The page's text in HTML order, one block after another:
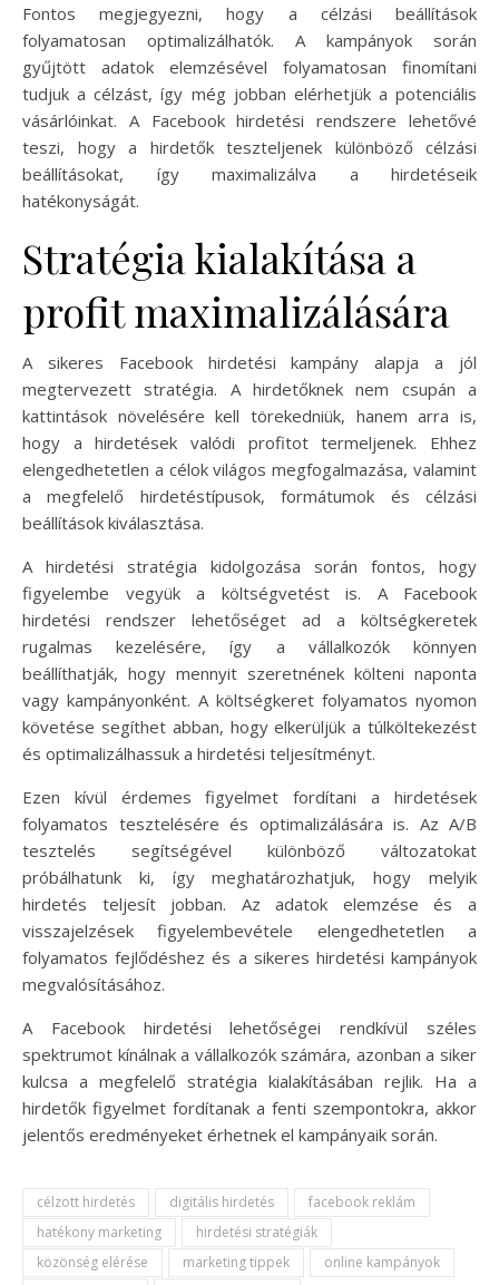
Fontos megjegyezni, hogy a célzási beállítások
folyamatosan optimalizálhatók. A kampányok során
gyűjtött adatok elemzésével folyamatosan finomítani
tudjuk a célzást, így még jobban elérhetjük a potenciális
vásárlóinkat. A Facebook hirdetési rendszere lehetővé
teszi, hogy a hirdetők teszteljenek különböző célzási
beállításokat, így maximalizálva a hirdetéseik
hatékonyságát.
Stratégia kialakítása a
profit maximalizálására
A sikeres Facebook hirdetési kampány alapja a jól
megtervezett stratégia. A hirdetőknek nem csupán a
kattintások növelésére kell törekedniük, hanem arra is,
hogy a hirdetések valódi profitot termeljenek. Ehhez
elengedhetetlen a célok világos megfogalmazása, valamint
a megfelelő hirdetéstípusok, formátumok és célzási
beállítások kiválasztása.
A hirdetési stratégia kidolgozása során fontos, hogy
figyelembe vegyük a költségvetést is. A Facebook
hirdetési rendszer lehetőséget ad a költségkeretek
rugalmas kezelésére, így a vállalkozók könnyen
beállíthatják, hogy mennyit szeretnének költeni naponta
vagy kampányonként. A költségkeret folyamatos nyomon
követése segíthet abban, hogy elkerüljük a túlköltekezést
és optimalizálhassuk a hirdetési teljesítményt.
Ezen kívül érdemes figyelmet fordítani a hirdetések
folyamatos tesztelésére és optimalizálására is. Az A/B
tesztelés segítségével különböző változatokat
próbálhatunk ki, így meghatározhatjuk, hogy melyik
hirdetés teljesít jobban. Az adatok elemzése és a
visszajelzések figyelembevétele elengedhetetlen a
folyamatos fejlődéshez és a sikeres hirdetési kampányok
megvalósításához.
A Facebook hirdetési lehetőségei rendkívül széles
spektrumot kínálnak a vállalkozók számára, azonban a siker
kulcsa a megfelelő stratégia kialakításában rejlik. Ha a
hirdetők figyelmet fordítanak a fenti szempontokra, akkor
jelentős eredményeket érhetnek el kampányaik során.
célzott hirdetés digitális hirdetés
facebook reklám
hatékony marketing
hirdetési stratégiák
közönség elérése
marketing tippek
online kampányok